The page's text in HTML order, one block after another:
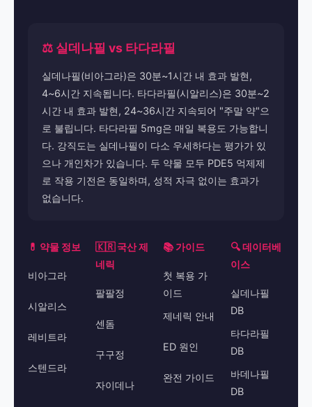
⚖️ 실데나필 vs 타다라필
실데나필(비아그라)은 30분~1시간 내 효과 발현,
4~6시간 지속됩니다. 타다라필(시알리스)은 30분~2
시간 내 효과 발현, 24~36시간 지속되어 "주말 약"으
로 불립니다. 타다라필 5mg은 매일 복용도 가능합니
다. 강직도는 실데나필이 다소 우세하다는 평가가 있
으나 개인차가 있습니다. 두 약물 모두 PDE5 억제제
로 작용 기전은 동일하며, 성적 자극 없이는 효과가
없습니다.
💊 약물 정보
비아그라
시알리스
레비트라
스텐드라
🇰🇷 국산 제
네릭
팔팔정
센돔
구구정
자이데나
📚 가이드
첫 복용 가
이드
제네릭 안내
ED 원인
완전 가이드
🔍 데이터베
이스
실데나필
DB
타다라필
DB
바데나필
DB